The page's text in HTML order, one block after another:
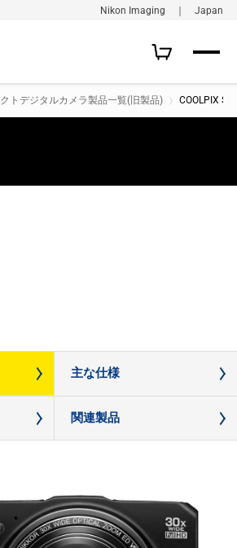
Nikon Imaging ｜ Japan
トデジタルカメラ製品一覧(旧製品) COOLPIX
主な仕様
関連製品